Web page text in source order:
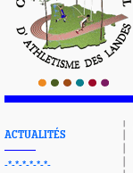
ACTUALITÉS
-*-*-*-*-*-*-